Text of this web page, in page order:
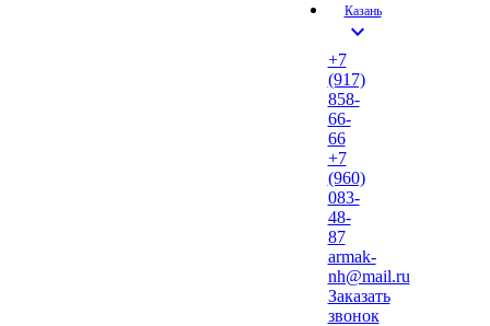
Казань
expand_more
+7
(917)
858-
66-
66
+7
(960)
083-
48-
87
armak-
nh@mail.ru
Заказать
звонок